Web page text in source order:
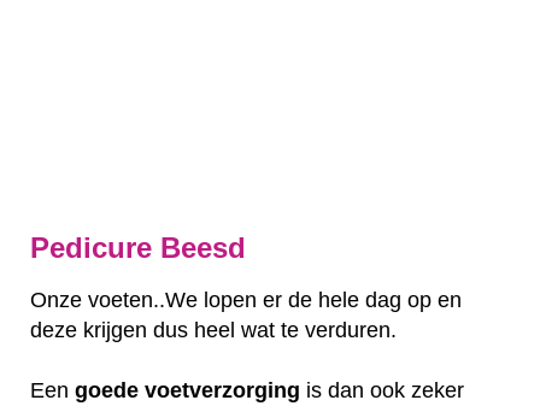
Pedicure Beesd
Onze voeten..We lopen er de hele dag op en
deze krijgen dus heel wat te verduren.
Een goede voetverzorging is dan ook zeker